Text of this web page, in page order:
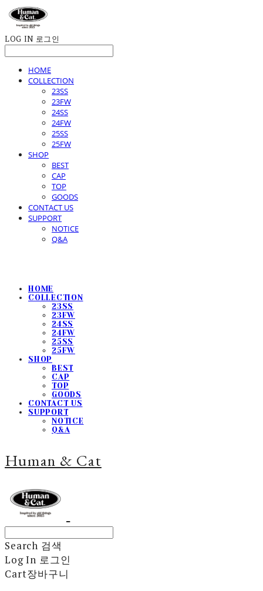
LOG IN 로그인
HOME
COLLECTION
23SS
23FW
24SS
24FW
25SS
25FW
SHOP
BEST
CAP
TOP
GOODS
CONTACT US
SUPPORT
NOTICE
Q&A
HOME
COLLECTION
23SS
23FW
24SS
24FW
25SS
25FW
SHOP
BEST
CAP
TOP
GOODS
CONTACT US
SUPPORT
NOTICE
Q&A
Human & Cat
Search 검색
Log In 로그인
Cart장바구니